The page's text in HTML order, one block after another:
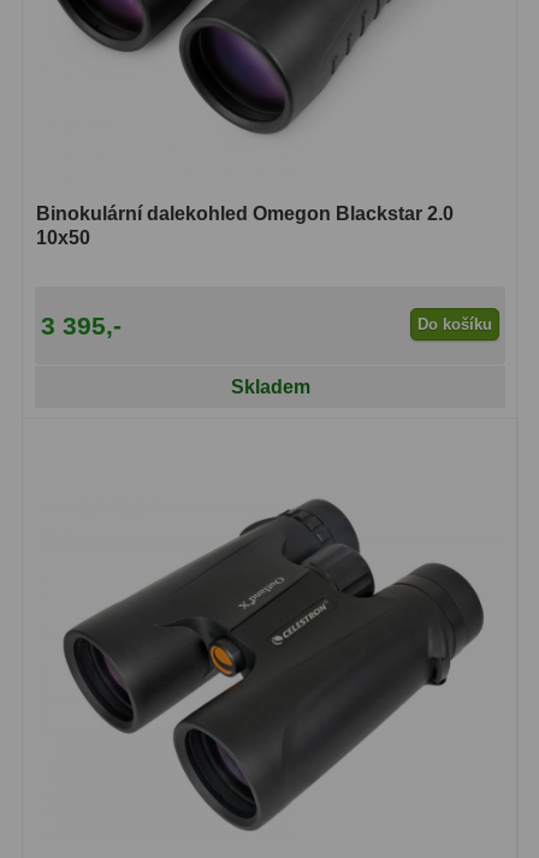
Binokulární dalekohled Omegon Blackstar 2.0
10x50
3 395,- Do košíku
Skladem